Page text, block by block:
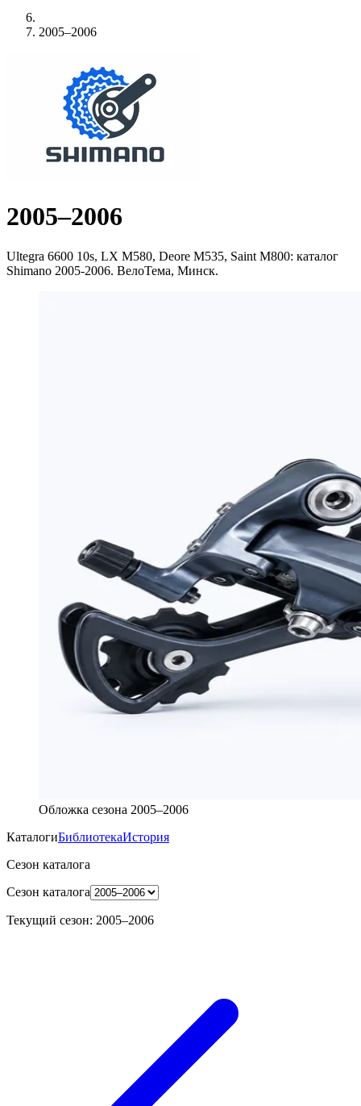
2005–2006
2005–2006
Ultegra 6600 10s, LX M580, Deore M535, Saint M800: каталог
Shimano 2005-2006. ВелоТема, Минск.
Обложка сезона 2005–2006
КаталогиБиблиотекаИстория
Сезон каталога
Сезон каталога
Текущий сезон: 2005–2006